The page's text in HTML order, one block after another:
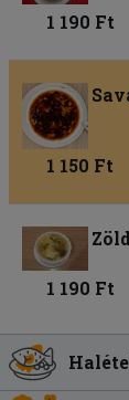
1 190 Ft
1 150 Ft
1 190 Ft